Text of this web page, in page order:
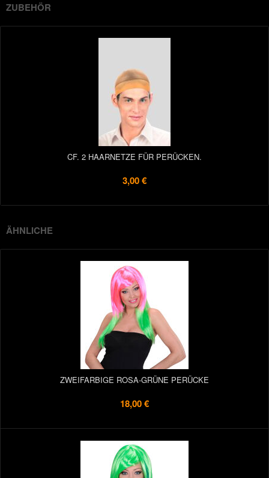
ZUBEHÖR
CF. 2 HAARNETZE FÜR PERÜCKEN.
3,00 €
ÄHNLICHE
ZWEIFARBIGE ROSA-GRÜNE PERÜCKE
18,00 €